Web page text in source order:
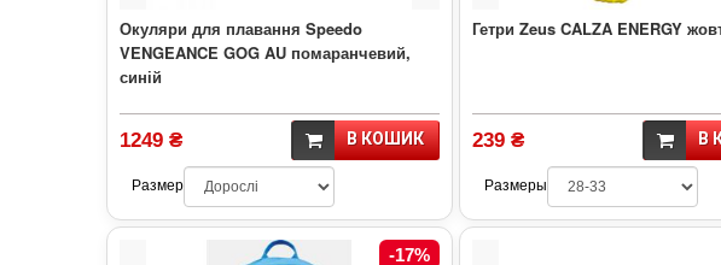
Окуляри для плавання Speedo
VENGEANCE GOG AU помаранчевий,
синій
1249 ₴ В КОШИК
Размер
Гетри Zeus CALZA ENERGY
239 ₴ В
Размеры
-17%